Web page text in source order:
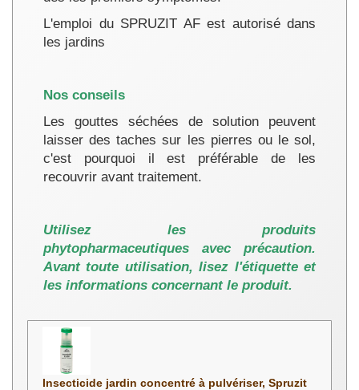
L'emploi du SPRUZIT AF est autorisé dans
les jardins
Nos conseils
Les gouttes séchées de solution peuvent
laisser des taches sur les pierres ou le sol,
c'est pourquoi il est préférable de les
recouvrir avant traitement.
Utilisez les produits
phytopharmaceutiques avec précaution.
Avant toute utilisation, lisez l'étiquette et
les informations concernant le produit.
Insecticide jardin concentré à pulvériser, Spruzit